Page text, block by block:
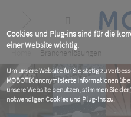
Cookies und Plug-ins sind für die
einer Website wichtig.
Um unsere Website für Sie stetig zu
MOBOTIX anonymisierte Informationen
unsere Website benutzen, stimmen Sie der
notwendigen Cookies und Plug-ins zu.
content
Breadcrumb
Branchenlösungen